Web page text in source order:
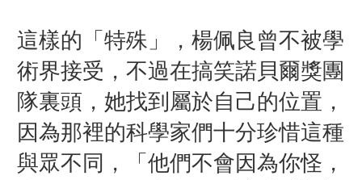
這樣的「特殊」，楊佩良曾不被學
術界接受，不過在搞笑諾貝爾獎團
隊裏頭，她找到屬於自己的位置，
因為那裡的科學家們十分珍惜這種
與眾不同，「他們不會因為你怪，